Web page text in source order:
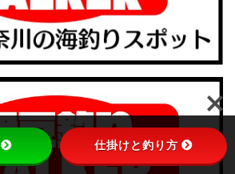
仕掛けと釣り方